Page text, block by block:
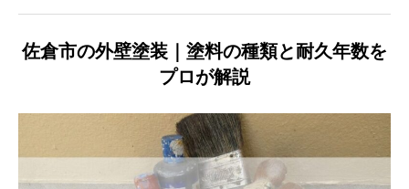
佐倉市の外壁塗装｜塗料の種類と耐久年数を
プロが解説